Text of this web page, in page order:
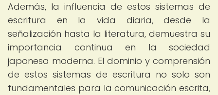
Además, la influencia de estos sistemas de
escritura en la vida diaria, desde la
señalización hasta la literatura, demuestra su
importancia continua en la sociedad
japonesa moderna. El dominio y comprensión
de estos sistemas de escritura no solo son
fundamentales para la comunicación escrita,